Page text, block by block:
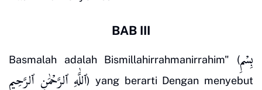
BAB III
Basmalah adalah Bismillahirrahmanirrahim" (بِسْمِ
ٱللَّٰهِ ٱلرَّحْمَٰنِ ٱلرَّحِيمِ) yang berarti Dengan menyebut